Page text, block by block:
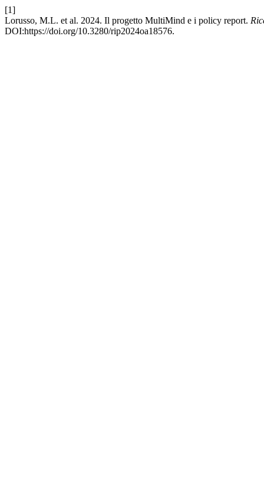
[1]
Lorusso, M.L. et al. 2024. Il progetto MultiMind e i policy report.
DOI:https://doi.org/10.3280/rip2024oa18576.